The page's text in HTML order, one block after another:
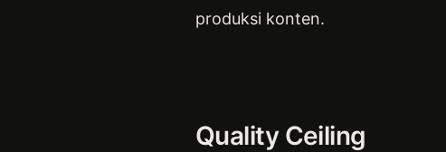
produksi konten.
Quality Ceiling